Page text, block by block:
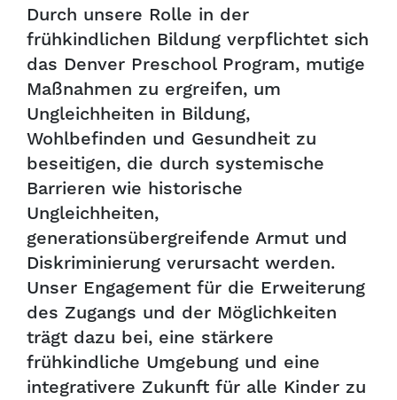
Durch unsere Rolle in der
frühkindlichen Bildung verpflichtet sich
das Denver Preschool Program, mutige
Maßnahmen zu ergreifen, um
Ungleichheiten in Bildung,
Wohlbefinden und Gesundheit zu
beseitigen, die durch systemische
Barrieren wie historische
Ungleichheiten,
generationsübergreifende Armut und
Diskriminierung verursacht werden.
Unser Engagement für die Erweiterung
des Zugangs und der Möglichkeiten
trägt dazu bei, eine stärkere
frühkindliche Umgebung und eine
integrativere Zukunft für alle Kinder zu